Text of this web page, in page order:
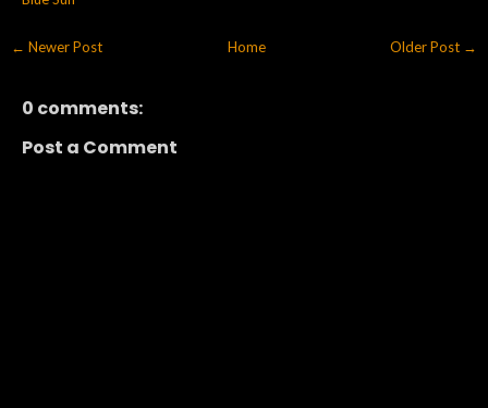
← Newer Post Older Post →
Home
0 comments:
Post a Comment